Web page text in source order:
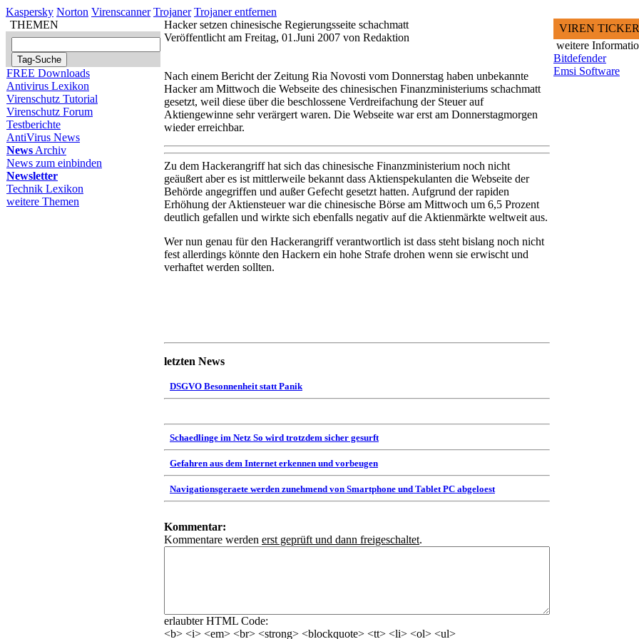
Kaspersky Norton Virenscanner Trojaner Trojaner entfernen
THEMEN
FREE Downloads
Antivirus Lexikon
Virenschutz Tutorial
Virenschutz Forum
Testberichte
AntiVirus News
News Archiv
News zum einbinden
Newsletter
Technik Lexikon
weitere Themen
Hacker setzen chinesische Regierungsseite schachmatt
Veröffentlicht am Freitag, 01.Juni 2007 von Redaktion
Nach einem Bericht der Zeitung Ria Novosti vom Donnerstag haben unbekannte
Hacker am Mittwoch die Webseite des chinesischen Finanzministeriums schachmatt
gesetzt, weil diese über die beschlossene Verdreifachung der Steuer auf
Aktiengewinne sehr verärgert waren. Die Webseite war erst am Donnerstagmorgen
wieder erreichbar.
Zu dem Hackerangriff hat sich das chinesische Finanzministerium noch nicht
geäußert aber es ist mittlerweile bekannt dass Aktienspekulanten die Webseite der
Behörde angegriffen und außer Gefecht gesetzt hatten. Aufgrund der rapiden
Erhöhung der Aktiensteuer war die chinesische Börse am Mittwoch um 6,5 Prozent
deutlich gefallen und wirkte sich ebenfalls negativ auf die Aktienmärkte weltweit aus.
Wer nun genau für den Hackerangriff verantwortlich ist dass steht bislang noch nicht
fest allerdings könnte den Hackern ein hohe Strafe drohen wenn sie erwischt und
verhaftet werden sollten.
letzten News
DSGVO Besonnenheit statt Panik
Schaedlinge im Netz So wird trotzdem sicher gesurft
Gefahren aus dem Internet erkennen und vorbeugen
Navigationsgeraete werden zunehmend von Smartphone und Tablet PC abgeloest
Kommentar:
Kommentare werden erst geprüft und dann freigeschaltet.
erlaubter HTML Code:
<b> <i> <em> <br> <strong> <blockquote> <tt> <li> <ol> <ul>
VIREN TICKER
weitere
Bitdefender
Emsi Software